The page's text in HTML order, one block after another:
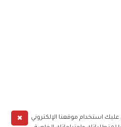
✖
استخدام موقعنا الإلكتروني